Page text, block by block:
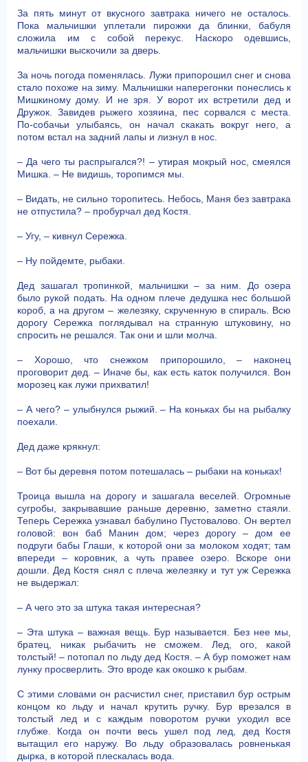
За пять минут от вкусного завтрака ничего не осталось.
Пока мальчишки уплетали пирожки да блинки, бабуля
сложила им с собой перекус. Наскоро одевшись,
мальчишки выскочили за дверь.
За ночь погода поменялась. Лужи припорошил снег и снова
стало похоже на зиму. Мальчишки наперегонки понеслись к
Мишкиному дому. И не зря. У ворот их встретили дед и
Дружок. Завидев рыжего хозяина, пес сорвался с места.
По-собачьи улыбаясь, он начал скакать вокруг него, а
потом встал на задний лапы и лизнул в нос.
– Да чего ты распрыгался?! – утирая мокрый нос, смеялся
Мишка. – Не видишь, торопимся мы.
– Видать, не сильно торопитесь. Небось, Маня без завтрака
не отпустила? – пробурчал дед Костя.
– Угу, – кивнул Сережка.
– Ну пойдемте, рыбаки.
Дед зашагал тропинкой, мальчишки – за ним. До озера
было рукой подать. На одном плече дедушка нес большой
короб, а на другом – железяку, скрученную в спираль. Всю
дорогу Сережка поглядывал на странную штуковину, но
спросить не решался. Так они и шли молча.
– Хорошо, что снежком припорошило, – наконец
проговорит дед. – Иначе бы, как есть каток получился. Вон
морозец как лужи прихватил!
– А чего? – улыбнулся рыжий. – На коньках бы на рыбалку
поехали.
Дед даже крякнул:
– Вот бы деревня потом потешалась – рыбаки на коньках!
Троица вышла на дорогу и зашагала веселей. Огромные
сугробы, закрывавшие раньше деревню, заметно стаяли.
Теперь Сережка узнавал бабулино Пустовалово. Он вертел
головой: вон баб Манин дом; через дорогу – дом ее
подруги бабы Глаши, к которой они за молоком ходят; там
впереди – коровник, а чуть правее озеро. Вскоре они
дошли. Дед Костя снял с плеча железяку и тут уж Сережка
не выдержал:
– А чего это за штука такая интересная?
– Эта штука – важная вещь. Бур называется. Без нее мы,
братец, никак рыбачить не сможем. Лед, ого, какой
толстый! – потопал по льду дед Костя. – А бур поможет нам
лунку просверлить. Это вроде как окошко к рыбам.
С этими словами он расчистил снег, приставил бур острым
концом ко льду и начал крутить ручку. Бур врезался в
толстый лед и с каждым поворотом ручки уходил все
глубже. Когда он почти весь ушел под лед, дед Костя
вытащил его наружу. Во льду образовалась ровненькая
дырка, в которой плескалась вода.